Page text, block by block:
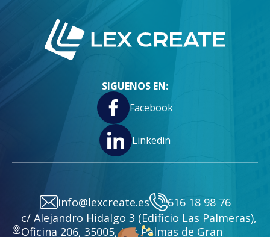
SIGUENOS EN:
Facebook
Linkedin
info@lexcreate.es
616 18 98 76
c/ Alejandro Hidalgo 3 (Edificio Las Palmeras),
Oficina 206, 35005, Las Palmas de Gran